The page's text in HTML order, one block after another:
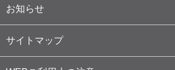
お知らせ
サイトマップ